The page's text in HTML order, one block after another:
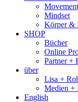
Movement
Mindset
Körper &
SHOP
Bücher
Online
Partner +
über
Lisa +
Medien +
English